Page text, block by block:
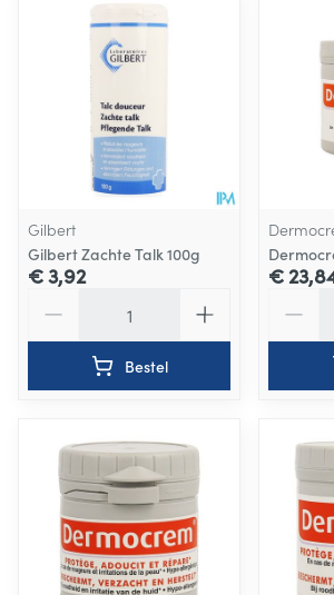
Gilbert
Gilbert Zachte Talk 100g
€ 3,92
Bestel
€